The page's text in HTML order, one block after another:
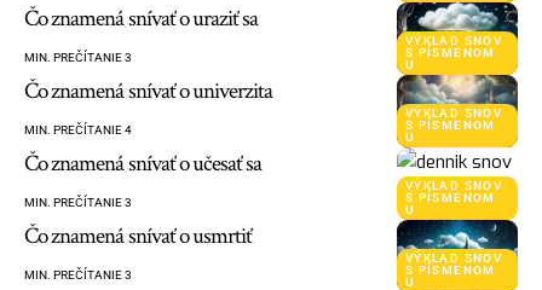
VÝKLAD SNOV
S PÍSMENOM
U
Čo znamená snívať o uraziť sa
MIN. PREČÍTANIE 3
VÝKLAD SNOV
S PÍSMENOM
U
Čo znamená snívať o univerzita
MIN. PREČÍTANIE 4
VÝKLAD SNOV
S PÍSMENOM
U
Čo znamená snívať o učesať sa
MIN. PREČÍTANIE 3
VÝKLAD SNOV
S PÍSMENOM
U
Čo znamená snívať o usmrtiť
MIN. PREČÍTANIE 3